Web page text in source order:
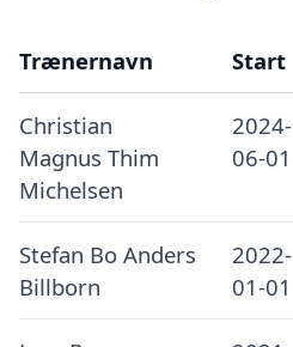
Trænernavn Start
Christian
Magnus Thim
Michelsen
2024-
06-01
Stefan Bo Anders
Billborn
2022-
01-01